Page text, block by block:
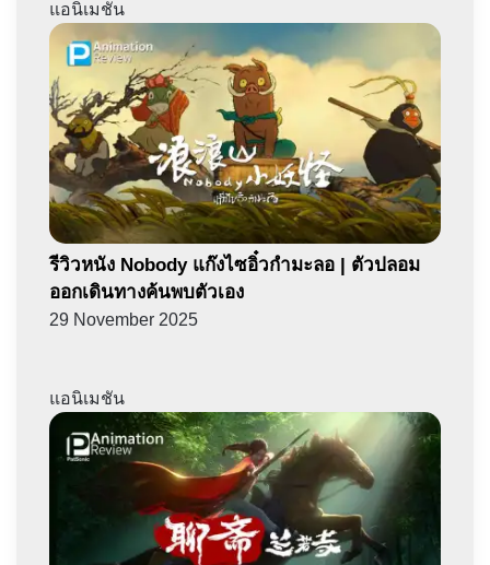
แอนิเมชัน
รีวิวหนัง Nobody แก๊งไซอิ๋วกำมะลอ | ตัวปลอม
ออกเดินทางค้นพบตัวเอง
29 November 2025
แอนิเมชัน